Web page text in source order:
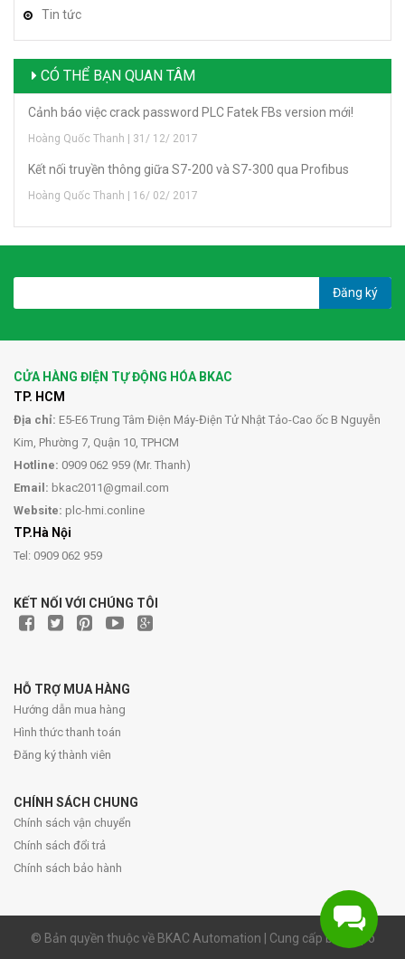
Tin tức
CÓ THỂ BẠN QUAN TÂM
Cảnh báo việc crack password PLC Fatek FBs version mới!
Hoàng Quốc Thanh | 31/ 12/ 2017
Kết nối truyền thông giữa S7-200 và S7-300 qua Profibus
Hoàng Quốc Thanh | 16/ 02/ 2017
Đăng ký
CỬA HÀNG ĐIỆN TỰ ĐỘNG HÓA BKAC
TP. HCM
Địa chỉ: E5-E6 Trung Tâm Điện Máy-Điện Tử Nhật Tảo-Cao ốc B Nguyễn
Kim, Phường 7, Quận 10, TPHCM
Hotline: 0909 062 959 (Mr. Thanh)
Email: bkac2011@gmail.com
Website: plc-hmi.conline
TP.Hà Nội
Tel: 0909 062 959
KẾT NỐI VỚI CHÚNG TÔI
HỖ TRỢ MUA HÀNG
Hướng dẫn mua hàng
Hình thức thanh toán
Đăng ký thành viên
CHÍNH SÁCH CHUNG
Chính sách vận chuyển
Chính sách đổi trả
Chính sách bảo hành
© Bản quyền thuộc về BKAC Automation | Cung cấp bởi Sapo